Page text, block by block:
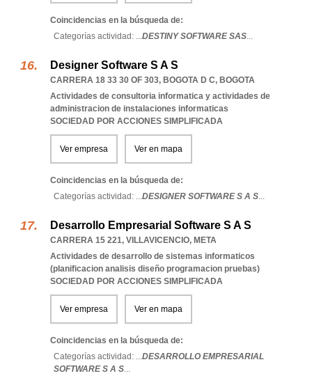
Coincidencias en la búsqueda de:
Categorías actividad: ...DESTINY SOFTWARE SAS...
Designer Software S A S
CARRERA 18 33 30 OF 303, BOGOTA D C, BOGOTA
Actividades de consultoria informatica y actividades de
administracion de instalaciones informaticas
SOCIEDAD POR ACCIONES SIMPLIFICADA
Ver empresa Ver en mapa
Coincidencias en la búsqueda de:
Categorías actividad: ...DESIGNER SOFTWARE S A S...
Desarrollo Empresarial Software S A S
CARRERA 15 221, VILLAVICENCIO, META
Actividades de desarrollo de sistemas informaticos
(planificacion analisis diseño programacion pruebas)
SOCIEDAD POR ACCIONES SIMPLIFICADA
Ver empresa Ver en mapa
Coincidencias en la búsqueda de:
Categorías actividad: ...DESARROLLO EMPRESARIAL
SOFTWARE S A S...